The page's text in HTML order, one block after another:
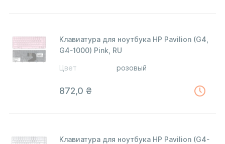
Клавиатура для ноутбука HP Pavilion (G4,
G4-1000) Pink, RU
Цвет розовый
872,0 ₴
Клавиатура для ноутбука HP Pavilion (G4-